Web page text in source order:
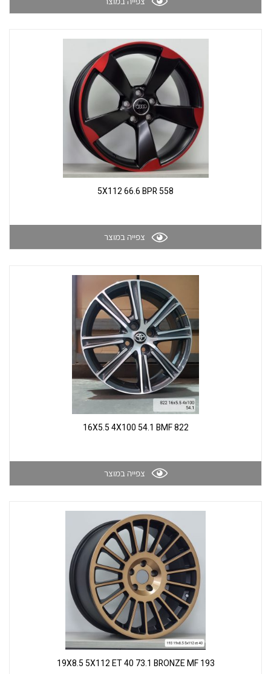
558 5X112 66.6 BPR
צפייה במוצר
822 16X5.5 4X100 54.1 BMF
צפייה במוצר
193 19X8.5 5X112 ET 40 73.1 BRONZE MF
תוצאות חיפוש
גלריה